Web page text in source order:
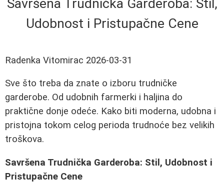
Savršena Trudnička Garderoba: Stil,
Udobnost i Pristupačne Cene
Radenka Vitomirac 2026-03-31
Sve što treba da znate o izboru trudničke
garderobe. Od udobnih farmerki i haljina do
praktične donje odeće. Kako biti moderna, udobna i
pristojna tokom celog perioda trudnoće bez velikih
troškova.
Savršena Trudnička Garderoba: Stil, Udobnost i
Pristupačne Cene